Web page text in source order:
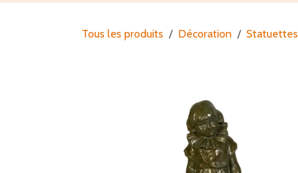
Tous les produits Décoration Statuettes